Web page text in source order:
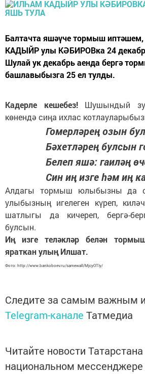
Балтачта яшәүче тормыш
КАДЫЙР улы КӘБИРОВка 24
Шулай ук декабрь аенда бергә
башлавыбызга 25 ел тулды.
Кадерле кешебез!Шушындый
көнендә сиңа ихлас
Гомерләрең озын
Бәхетләрең булсын
Белеп яшә: гаиләң
Син иң изге һәм иң
Алдагы тормыш юлыбызны да
улыбызның игелеген күреп,
шатлыгы да кичереп, бергә-
булсын.
Иң изге теләкләр белән
яраткан улың Илшат.
Фото: http://www.bankoboev.ru/samewall/MjcyOTIy/
Следите за самым важным
Telegram-канале Татмедиа
Читайте новости
национальном